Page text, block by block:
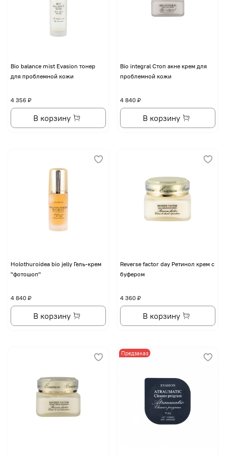
Bio balance mist Evasion тонер
для проблемной кожи
4 356 ₽
В корзину
Bio integral Стоп акне крем для
проблемной кожи
4 840 ₽
В корзину
Holothuroidea bio jelly Гель-крем
"фотошоп"
4 840 ₽
В корзину
Reverse factor day Ретинол крем с
буфером
4 360 ₽
В корзину
Предзаказ